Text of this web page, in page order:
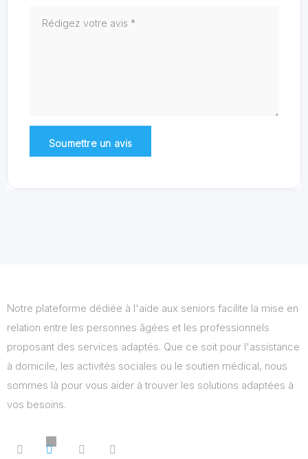
Notre plateforme dédiée à l'aide aux seniors facilite la mise en
relation entre les personnes âgées et les professionnels
proposant des services adaptés. Que ce soit pour l'assistance
à domicile, les activités sociales ou le soutien médical, nous
sommes là pour vous aider à trouver les solutions adaptées à
vos besoins.